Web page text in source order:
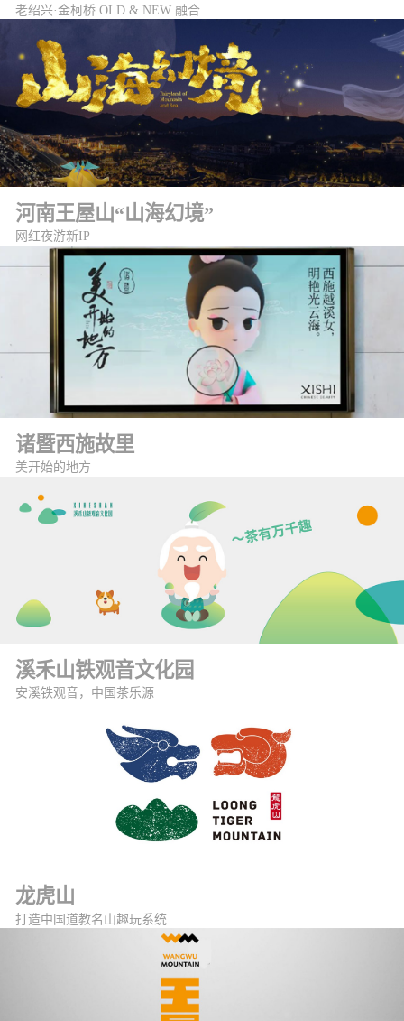
老绍兴·金柯桥 OLD & NEW 融合
河南王屋山“山海幻境”
网红夜游新IP
诸暨西施故里
美开始的地方
溪禾山铁观音文化园
安溪铁观音，中国茶乐源
龙虎山
打造中国道教名山趣玩系统